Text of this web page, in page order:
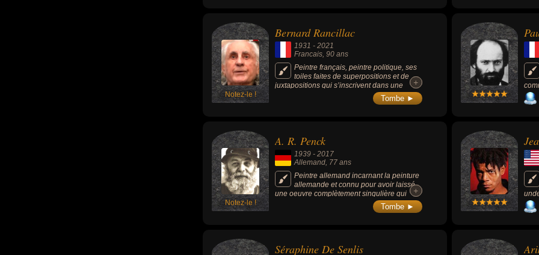
Notez-le !
Bernard Rancillac
1931 - 2021
Francais, 90 ans
Peintre français, peintre politique, ses
toiles faites de superpositions et de
juxtapositions qui s’inscrivent dans une
forme de pop art français, satirique et
virulent, connue sous le nom de figuration
+
+
Tombe ►
Notez-le !
A. R. Penck
1939 - 2017
Allemand, 77 ans
Peintre allemand incarnant la peinture
allemande et connu pour avoir laissé
une oeuvre complètement singulière qui
marie l'universalité archaïque de l'art pariétal
et la force contemporaine des graffitis.
+
+
Tombe ►
800
Séraphine De Senlis